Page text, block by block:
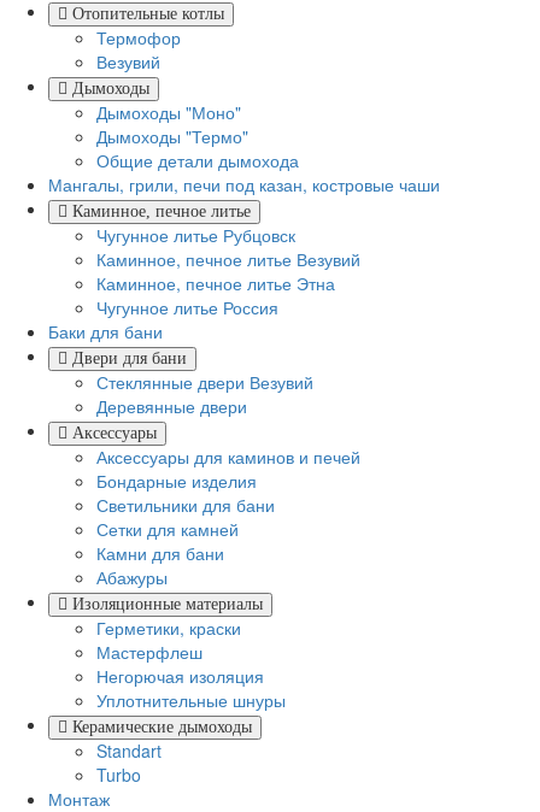
Отопительные котлы
Термофор
Везувий
Дымоходы
Дымоходы "Моно"
Дымоходы "Термо"
Общие детали дымохода
Мангалы, грили, печи под казан, костровые чаши
Каминное, печное литье
Чугунное литье Рубцовск
Каминное, печное литье Везувий
Каминное, печное литье Этна
Чугунное литье Россия
Баки для бани
Двери для бани
Стеклянные двери Везувий
Деревянные двери
Аксессуары
Аксессуары для каминов и печей
Бондарные изделия
Светильники для бани
Сетки для камней
Камни для бани
Абажуры
Изоляционные материалы
Герметики, краски
Мастерфлеш
Негорючая изоляция
Уплотнительные шнуры
Керамические дымоходы
Standart
Turbo
Монтаж